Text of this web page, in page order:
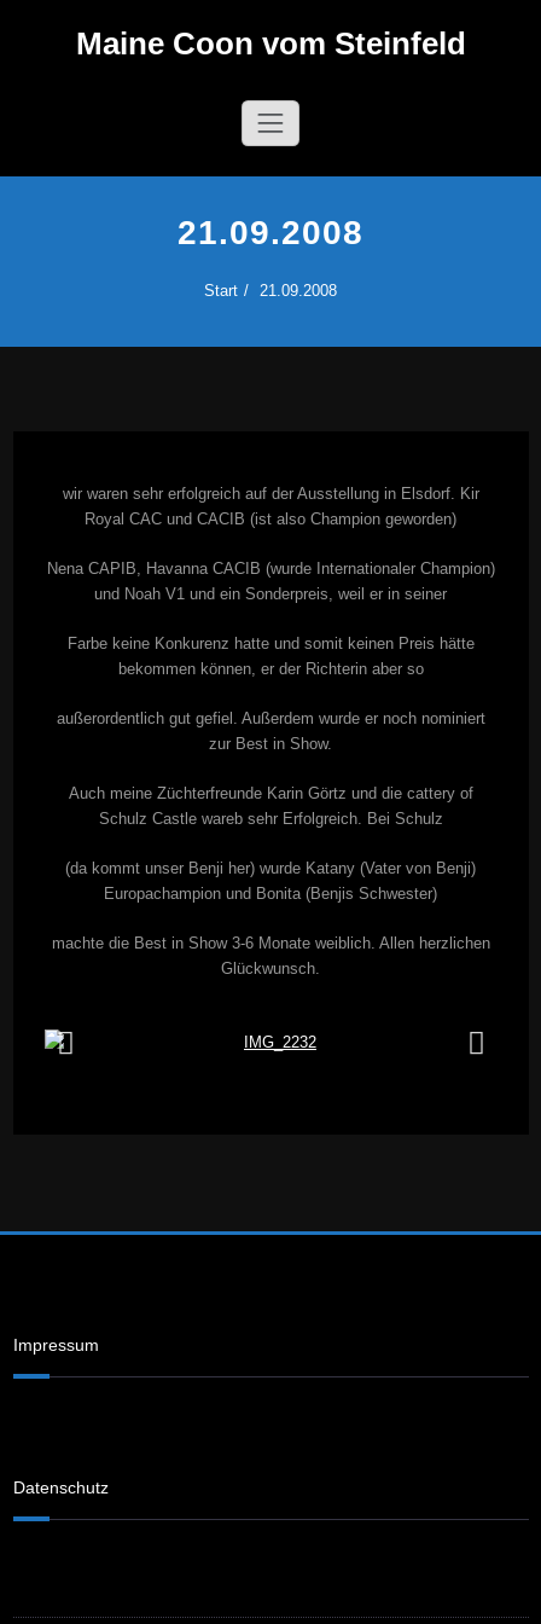
Maine Coon vom Steinfeld
21.09.2008
Start 21.09.2008
wir waren sehr erfolgreich auf der Ausstellung in Elsdorf. Kir
Royal CAC und CACIB (ist also Champion geworden)
Nena CAPIB, Havanna CACIB (wurde Internationaler Champion)
und Noah V1 und ein Sonderpreis, weil er in seiner
Farbe keine Konkurenz hatte und somit keinen Preis hätte
bekommen können, er der Richterin aber so
außerordentlich gut gefiel. Außerdem wurde er noch nominiert
zur Best in Show.
Auch meine Züchterfreunde Karin Görtz und die cattery of
Schulz Castle wareb sehr Erfolgreich. Bei Schulz
(da kommt unser Benji her) wurde Katany (Vater von Benji)
Europachampion und Bonita (Benjis Schwester)
machte die Best in Show 3-6 Monate weiblich. Allen herzlichen
Glückwunsch.
Impressum
Datenschutz